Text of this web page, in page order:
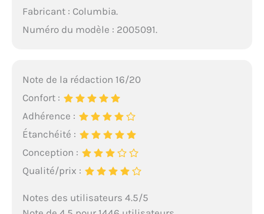
Fabricant : Columbia.
Numéro du modèle : 2005091.
Note de la rédaction 16/20
Confort :
Adhérence :
Étanchéité :
Conception :
Qualité/prix :
Notes des utilisateurs 4.5/5